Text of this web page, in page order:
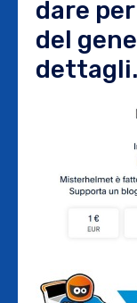
dare
del
dettagli.